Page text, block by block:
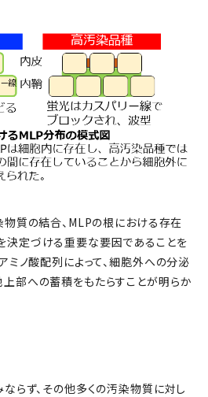
質の結合、MLPの根における存在
決定づける重要な要因であることを
ミノ酸配列によって、細胞外への分泌
部への蓄積をもたらすことが明らか
らず、その他多くの汚染物質に対し